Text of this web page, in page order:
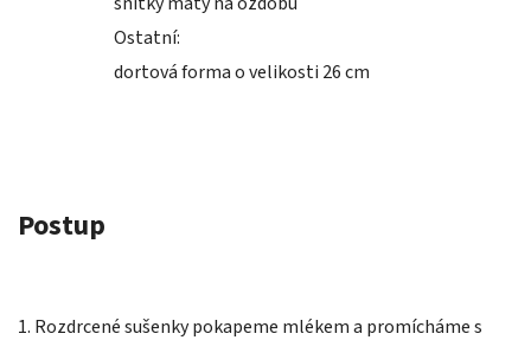
Ostatní:
dortová forma o velikosti 26 cm
Postup
1. Rozdrcené sušenky pokapeme mlékem a promícháme s